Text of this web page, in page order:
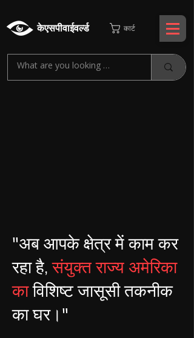
केएसपीवाईवर्ल्ड कार्ट
"अब आपके क्षेत्र में काम कर
रहा है, संयुक्त राज्य अमेरिका
काविशिष्ट जासूसी तकनीक
का घर।"